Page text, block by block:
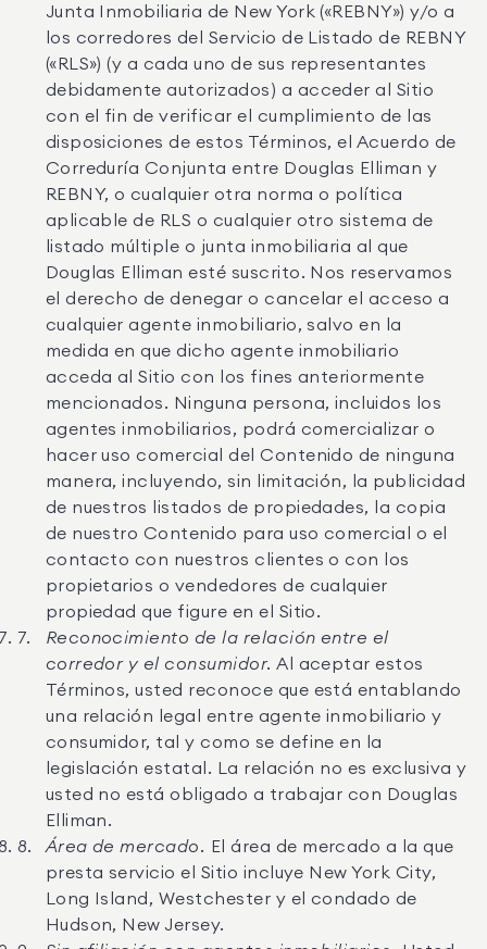
Junta Inmobiliaria de New York («REBNY») y/o a
los corredores del Servicio de Listado de REBNY
(«RLS») (y a cada uno de sus representantes
debidamente autorizados) a acceder al Sitio
con el fin de verificar el cumplimiento de las
disposiciones de estos Términos, el Acuerdo de
Correduría Conjunta entre Douglas Elliman y
REBNY, o cualquier otra norma o política
aplicable de RLS o cualquier otro sistema de
listado múltiple o junta inmobiliaria al que
Douglas Elliman esté suscrito. Nos reservamos
el derecho de denegar o cancelar el acceso a
cualquier agente inmobiliario, salvo en la
medida en que dicho agente inmobiliario
acceda al Sitio con los fines anteriormente
mencionados. Ninguna persona, incluidos los
agentes inmobiliarios, podrá comercializar o
hacer uso comercial del Contenido de ninguna
manera, incluyendo, sin limitación, la publicidad
de nuestros listados de propiedades, la copia
de nuestro Contenido para uso comercial o el
contacto con nuestros clientes o con los
propietarios o vendedores de cualquier
propiedad que figure en el Sitio.
Reconocimiento de la relación entre el
corredor y el consumidor. Al aceptar estos
Términos, usted reconoce que está entablando
una relación legal entre agente inmobiliario y
consumidor, tal y como se define en la
legislación estatal. La relación no es exclusiva y
usted no está obligado a trabajar con Douglas
Elliman.
Área de mercado.
El área de mercado a la que
presta servicio el Sitio incluye New York City,
Long Island, Westchester y el condado de
Hudson, New Jersey.